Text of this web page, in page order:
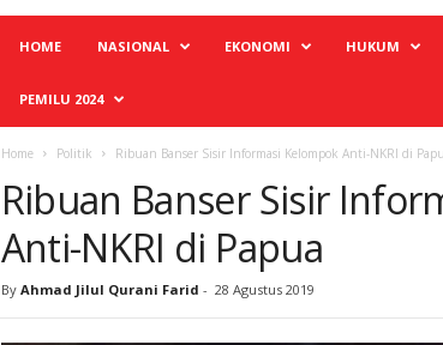
HOME NASIONAL EKONOMI HUKUM
PEMILU 2024
Home Politik Ribuan Banser Sisir Informasi Kelompok Anti-NKRI di
Ribuan Banser Sisir
Anti-NKRI di Papua
By Ahmad Jilul Qurani Farid - 28 Agustus 2019